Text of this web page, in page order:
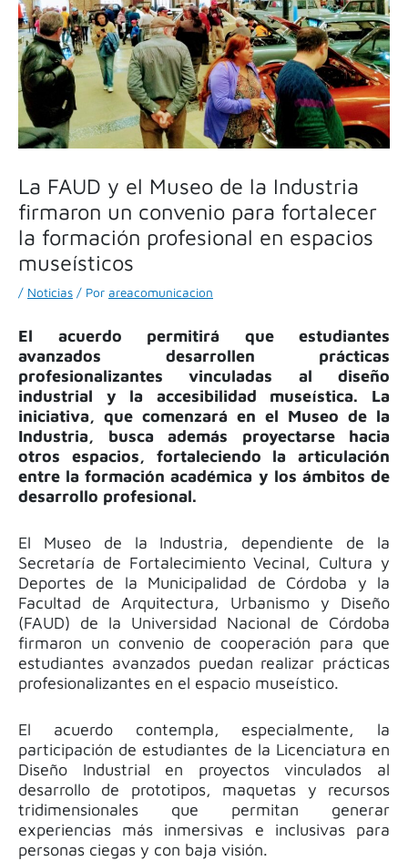
La FAUD y el Museo de la Industria
firmaron un convenio para fortalecer
la formación profesional en espacios
museísticos
/ Noticias / Por areacomunicacion
El acuerdo permitirá que estudiantes
avanzados desarrollen prácticas
profesionalizantes vinculadas al diseño
industrial y la accesibilidad museística. La
iniciativa, que comenzará en el Museo de la
Industria, busca además proyectarse hacia
otros espacios, fortaleciendo la articulación
entre la formación académica y los ámbitos de
desarrollo profesional.
El Museo de la Industria, dependiente de la
Secretaría de Fortalecimiento Vecinal, Cultura y
Deportes de la Municipalidad de Córdoba y la
Facultad de Arquitectura, Urbanismo y Diseño
(FAUD) de la Universidad Nacional de Córdoba
firmaron un convenio de cooperación para que
estudiantes avanzados puedan realizar prácticas
profesionalizantes en el espacio museístico.
El acuerdo contempla, especialmente, la
participación de estudiantes de la Licenciatura en
Diseño Industrial en proyectos vinculados al
desarrollo de prototipos, maquetas y recursos
tridimensionales que permitan generar
experiencias más inmersivas e inclusivas para
personas ciegas y con baja visión.